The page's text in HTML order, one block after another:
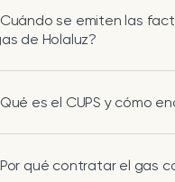
se emiten las
de Holaluz?
es el CUPS y cómo
qué contratar el gas